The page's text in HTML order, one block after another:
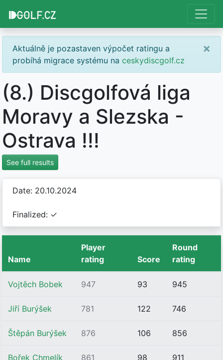
Aktuálně je pozastaven výpočet ratingu a
probíhá migrace systému na ceskydiscgolf.cz
×
(8.) Discgolfová liga
Moravy a Slezska -
Ostrava !!!
See full results
Date: 20.10.2024
Finalized: ✓
Name
Player
rating
Score
Round
rating
Vojtěch Bobek 947 93 945
Jiří Burýšek 781 122 746
Štěpán Burýšek 876 106 856
Bořek Chmelík 861 98 911